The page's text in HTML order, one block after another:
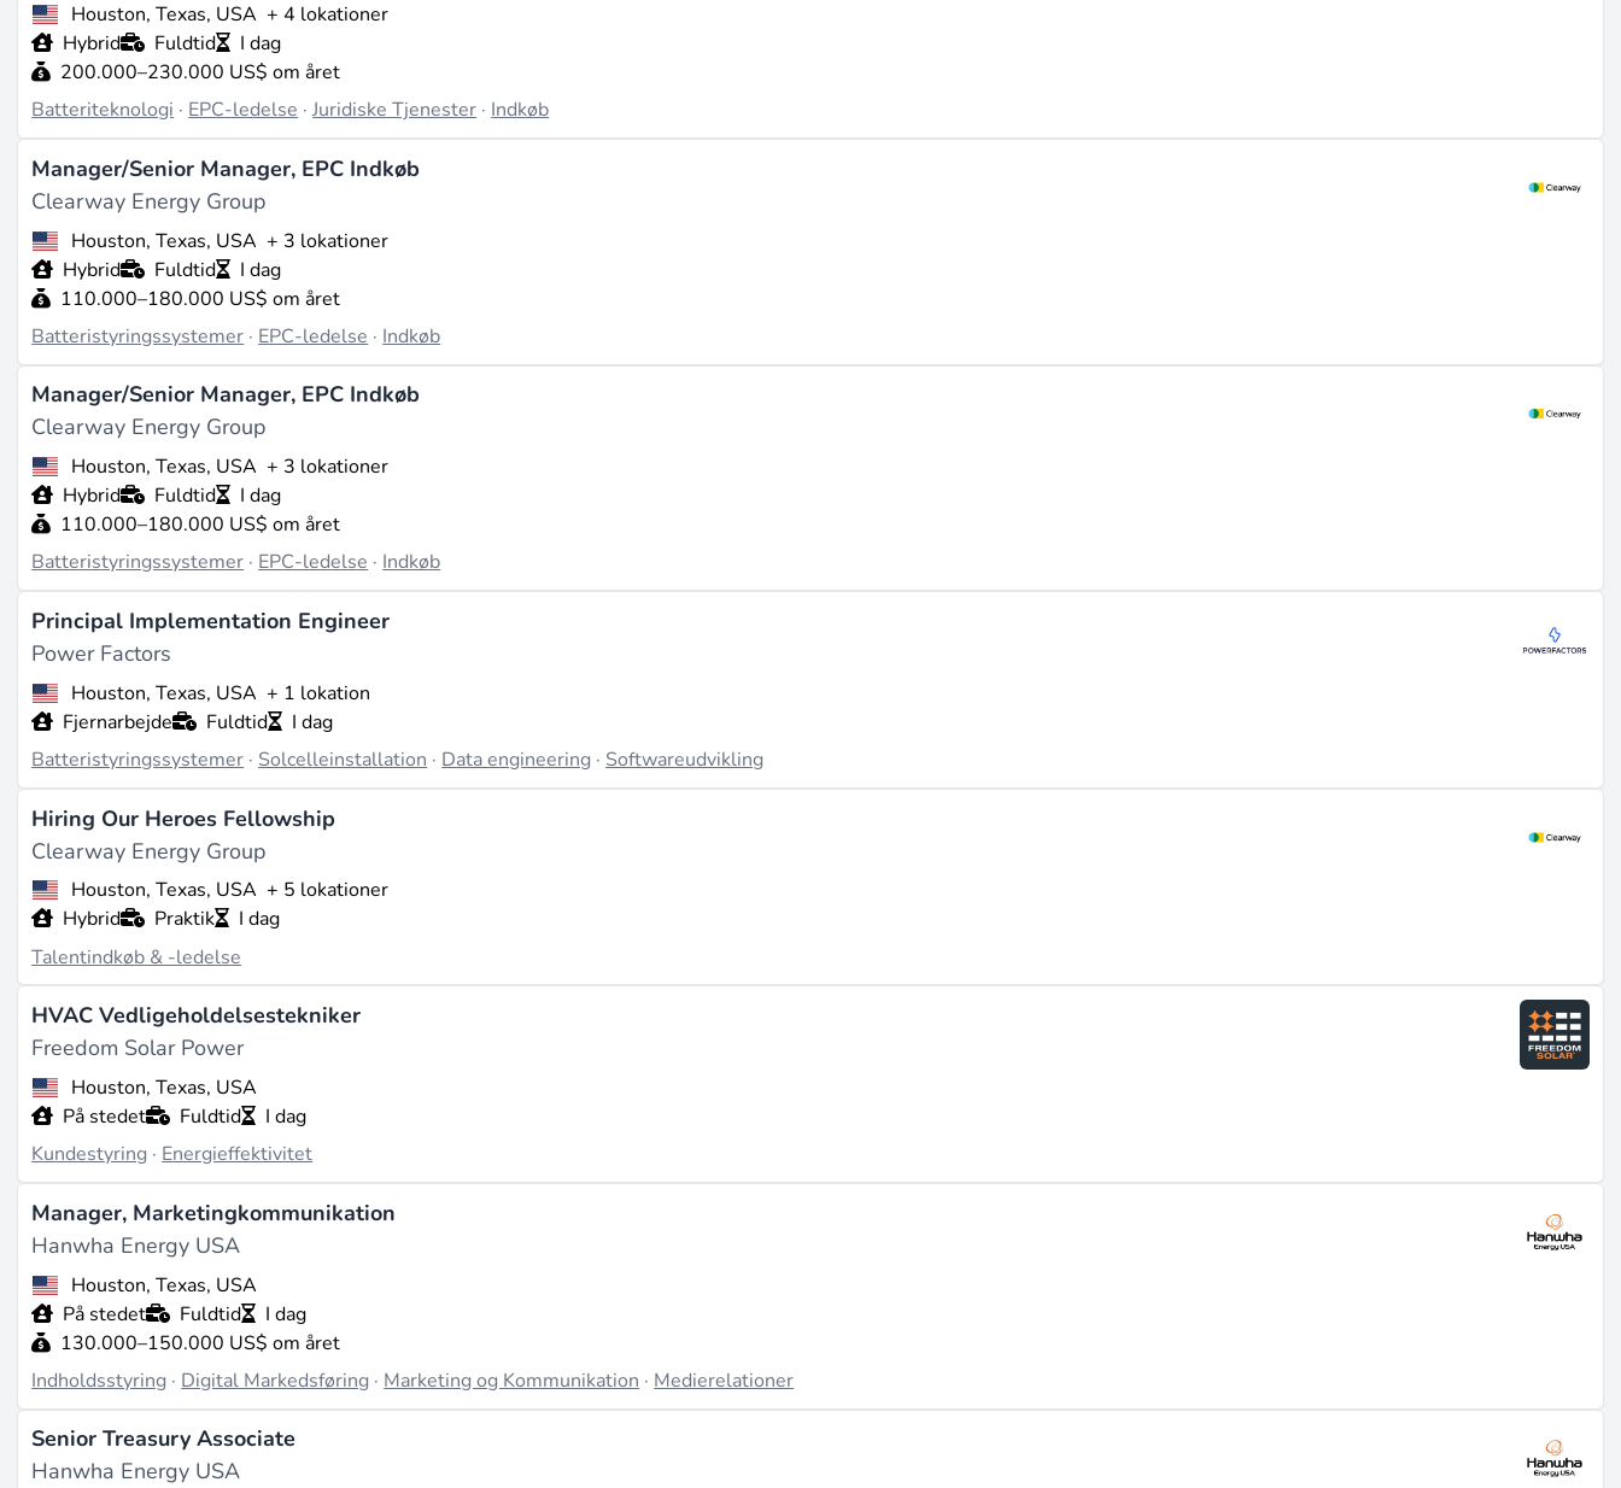
Houston, Texas, USA + 4 lokationer
Hybrid
Fuldtid
I dag
200.000–230.000 US$ om året
Batteriteknologi · EPC-ledelse ·Juridiske Tjenester · Indkøb
Manager/Senior Manager, EPC Indkøb
Clearway Energy Group
Houston, Texas, USA + 3 lokationer
Hybrid
Fuldtid
I dag
110.000–180.000 US$ om året
Batteristyringssystemer · EPC-ledelse · Indkøb
Manager/Senior Manager, EPC Indkøb
Clearway Energy Group
Houston, Texas, USA + 3 lokationer
Hybrid
Fuldtid
I dag
110.000–180.000 US$ om året
Batteristyringssystemer·EPC-ledelse·Indkøb
Principal Implementation Engineer
Power Factors
Houston, Texas, USA + 1 lokation
Fjernarbejde
Fuldtid
I dag
Batteristyringssystemer · Solcelleinstallation · Data engineering · Softwareudvikling
Hiring Our Heroes Fellowship
Clearway Energy Group
Houston, Texas, USA + 5 lokationer
Hybrid
Praktik
I dag
Talentindkøb & -ledelse
HVAC Vedligeholdelsestekniker
Freedom Solar Power
Houston, Texas, USA
På stedet
Fuldtid
I dag
Kundestyring · Energieffektivitet
Manager, Marketingkommunikation
Hanwha Energy USA
Houston, Texas, USA
På stedet
Fuldtid
I dag
130.000–150.000 US$ om året
Indholdsstyring · Digital Markedsføring · Marketing og Kommunikation · Medierelationer
Senior Treasury Associate
Hanwha Energy USA